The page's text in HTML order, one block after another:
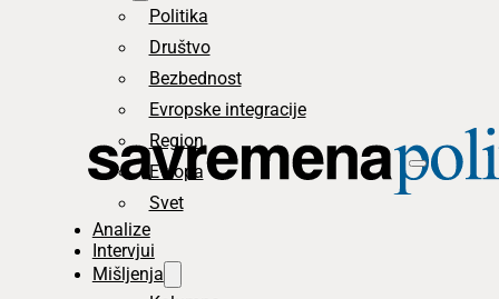
Politika
Društvo
Bezbednost
Evropske integracije
Region
Evropa
Svet
Analize
Intervjui
Mišljenja